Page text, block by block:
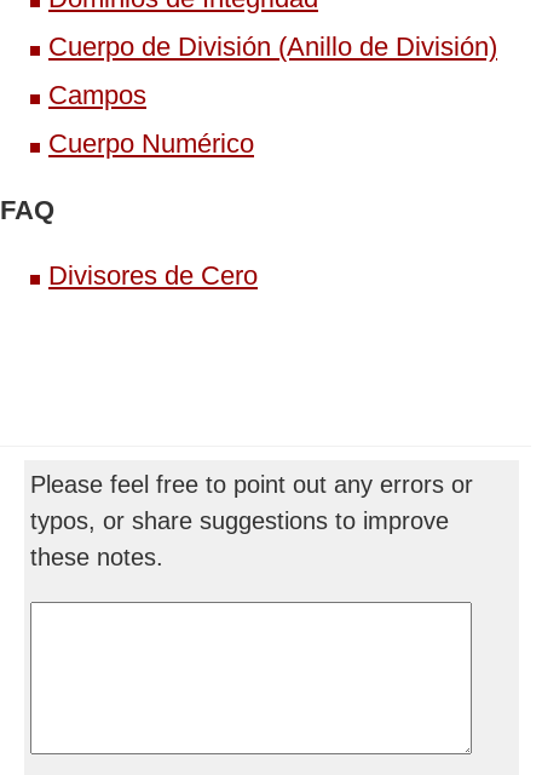
Cuerpo de División (Anillo de División)
Campos
Cuerpo Numérico
FAQ
Divisores de Cero
Please feel free to point out any errors or
typos, or share suggestions to improve
these notes.